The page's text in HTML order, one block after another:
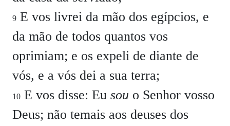
9 E vos livrei da mão dos egípcios, e
da mão de todos quantos vos
oprimiam; e os expeli de diante de
vós, e a vós dei a sua terra;
10 E vos disse: Eu sou o Senhor vosso
Deus; não temais aos deuses dos